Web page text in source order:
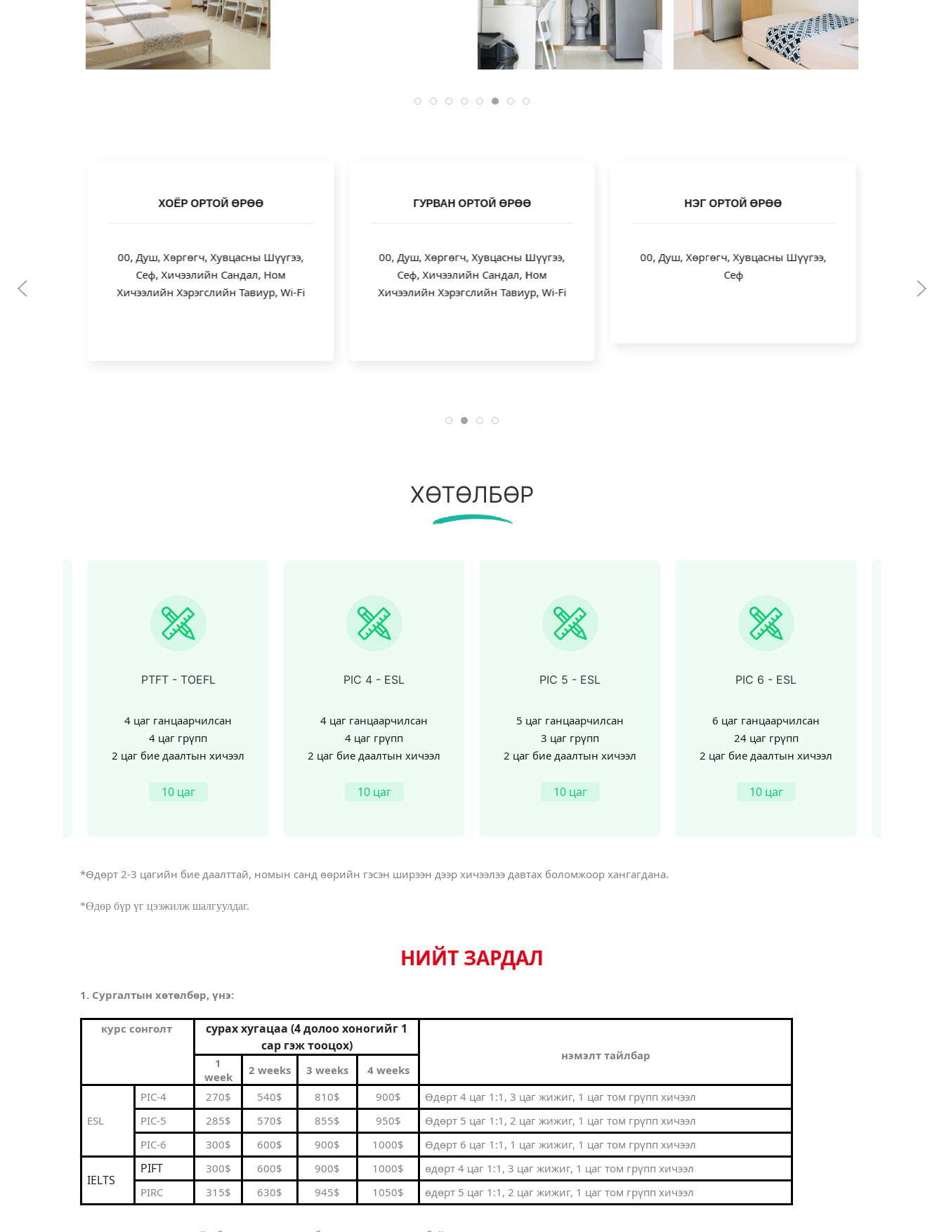
Wi-Fi
ХОЁР ОРТОЙ ӨРӨӨ
00, Душ, Хөргөгч, Хувцасны Шүүгээ,
Сеф, Хичээлийн Сандал, Ном
Хичээлийн Хэрэгслийн Тавиур, Wi-Fi
ГУРВАН ОРТОЙ ӨРӨӨ
00, Душ, Хөргөгч, Хувцасны Шүүгээ,
Сеф, Хичээлийн Сандал, Ном
Хичээлийн Хэрэгслийн Тавиур, Wi-Fi
НЭГ ОРТОЙ ӨРӨӨ
00, Душ, Хөргөгч, Хувцасны Шүүгээ,
Сеф
ХӨТӨЛБӨР
PIC 4 - ESL
4 цаг ганцаарчилсан
4 цаг грүпп
2 цаг бие даалтын хичээл
10 цаг
PIC 5 - ESL
5 цаг ганцаарчилсан
3 цаг грүпп
2 цаг бие даалтын хичээл
10 цаг
PIC 6 - ESL
6 цаг ганцаарчилсан
24 цаг грүпп
2 цаг бие даалтын хичээл
10 цаг
PIFT - IELTS
4 цаг ганцаарчилсан
4 цаг грүпп
2 цаг бие даалтын хичээл
10 цаг
*Өдөрт 2-3 цагийн бие даалттай, номын санд өөрийн гэсэн ширээн дээр хичээлээ давтах боломжоор хангагдана.
*Өдөр бүр үг цээжилж шалгуулдаг.
НИЙТ ЗАРДАЛ
1. Сургалтын хөтөлбөр, үнэ:
курс сонголт
сурах хугацаа (4 долоо хоногийг 1
сар гэж тооцох)
нэмэлт тайлбар
1
week
2 weeks 3 weeks 4 weeks
ESL
PIC-4 270$ 540$ 810$ 900$
Өдөрт 4 цаг 1:1, 3 цаг жижиг, 1 цаг том грүпп хичээл
PIC-5
285$ 570$ 855$ 950$
Өдөрт 5 цаг 1:1, 2 цаг жижиг, 1 цаг том грүпп хичээл
PIC-6
300$ 600$ 900$ 1000$ Өдөрт 6 цаг 1:1, 1 цаг жижиг, 1 цаг том грүпп хичээл
IELTS
PIFT 300$ 600$ 900$ 1000$
өдөрт 4 цаг 1:1, 3 цаг жижиг, 1 цаг том грүпп хичээл
PIRC
315$ 630$ 945$ 1050$ өдөрт 5 цаг 1:1, 2 цаг жижиг, 1 цаг том грүпп хичээл